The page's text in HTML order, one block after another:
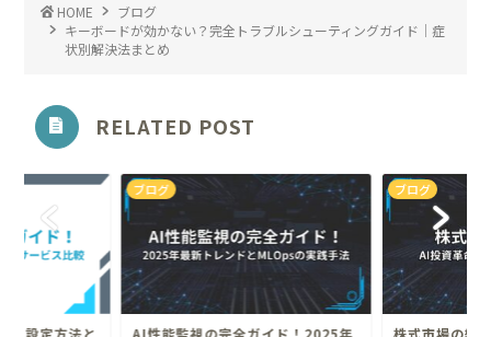
HOME
ブログ
キーボードが効かない？完全トラブルシューティングガイド｜症
状別解決法まとめ
RELATED POST
ブログ ブログ